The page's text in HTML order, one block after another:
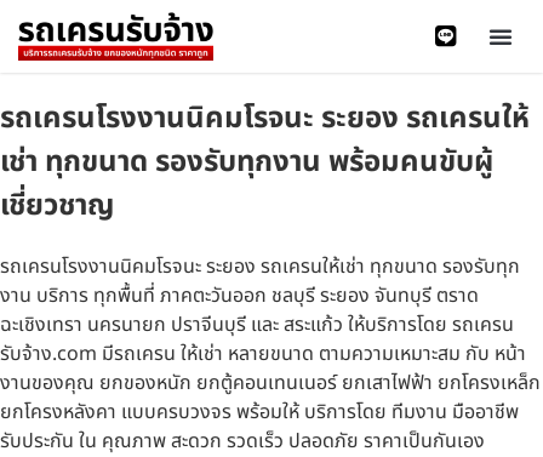
รถเครนโรงงานนิคมโรจนะ ระยอง รถเครนให้
เช่า ทุกขนาด รองรับทุกงาน พร้อมคนขับผู้
เชี่ยวชาญ
รถเครนโรงงานนิคมโรจนะ ระยอง รถเครนให้เช่า ทุกขนาด รองรับทุก
งาน บริการ ทุกพื้นที่ ภาคตะวันออก ชลบุรี ระยอง จันทบุรี ตราด
ฉะเชิงเทรา นครนายก ปราจีนบุรี และ สระแก้ว ให้บริการโดย รถเครน
รับจ้าง.com มีรถเครน ให้เช่า หลายขนาด ตามความเหมาะสม กับ หน้า
งานของคุณ ยกของหนัก ยกตู้คอนเทนเนอร์ ยกเสาไฟฟ้า ยกโครงเหล็ก
ยกโครงหลังคา แบบครบวงจร พร้อมให้ บริการโดย ทีมงาน มืออาชีพ
รับประกัน ใน คุณภาพ สะดวก รวดเร็ว ปลอดภัย ราคาเป็นกันเอง